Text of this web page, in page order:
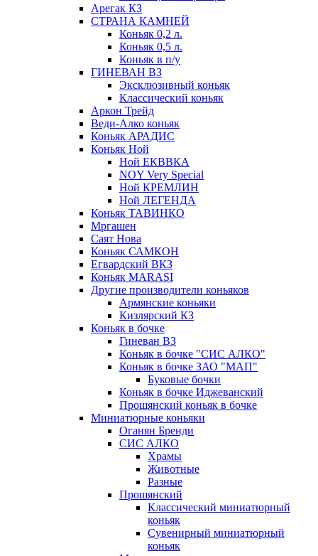
Арегак КЗ
СТРАНА КАМНЕЙ
Коньяк 0,2 л.
Коньяк 0,5 л.
Коньяк в п/у
ГИНЕВАН ВЗ
Эксклюзивный коньяк
Классический коньяк
Аркон Трейд
Веди-Алко коньяк
Коньяк АРАДИС
Коньяк Ной
Ной ЕКВВКА
NOY Very Special
Ной КРЕМЛИН
Ной ЛЕГЕНДА
Коньяк ТАВИНКО
Мргашен
Саят Нова
Коньяк САМКОН
Егвардский ВКЗ
Коньяк MARASI
Другие производители коньяков
Армянские коньяки
Кизлярский КЗ
Коньяк в бочке
Гиневан ВЗ
Коньяк в бочке "СИС АЛКО"
Коньяк в бочке ЗАО "МАП"
Буковые бочки
Коньяк в бочке Иджеванский
Прошянский коньяк в бочке
Миниатюрные коньяки
Оганян Бренди
СИС АЛКО
Храмы
Животные
Разные
Прошянский
Классический миниатюрный
коньяк
Сувенирный миниатюрный
коньяк